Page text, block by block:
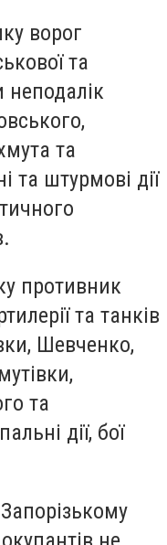
ворог
та
неподалік
та
та штурмові дії
противник
та танків
Шевченко,
та
дії, бої